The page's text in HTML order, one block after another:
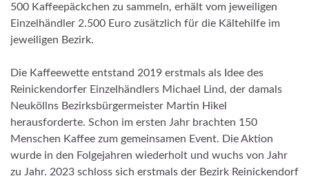
500 Kaffeepäckchen zu sammeln, erhält vom jeweiligen
Einzelhändler 2.500 Euro zusätzlich für die Kältehilfe im
jeweiligen Bezirk.
Die Kaffeewette entstand 2019 erstmals als Idee des
Reinickendorfer Einzelhändlers Michael Lind, der damals
Neuköllns Bezirksbürgermeister Martin Hikel
herausforderte. Schon im ersten Jahr brachten 150
Menschen Kaffee zum gemeinsamen Event. Die Aktion
wurde in den Folgejahren wiederholt und wuchs von Jahr
zu Jahr. 2023 schloss sich erstmals der Bezirk Reinickendorf